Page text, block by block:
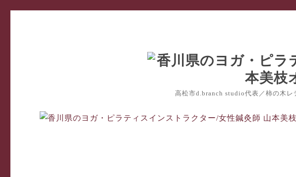
高松市d.branch studio代表／柿の木